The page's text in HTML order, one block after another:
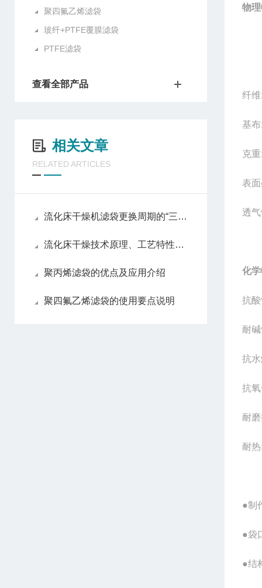
聚四氟乙烯滤袋
玻纤+PTFE覆膜滤袋
PTFE滤袋
查看全部产品
相关文章
RELATED ARTICLES
流化床干燥机滤袋更换周期的“三阶决策法”
流化床干燥技术原理、工艺特性与配套滤袋选型全解析
聚丙烯滤袋的优点及应用介绍
聚四氟乙烯滤袋的使用要点说明
物
纤
基
克
表
透
化
抗
耐
抗
抗
耐
耐
●制
●袋
●结